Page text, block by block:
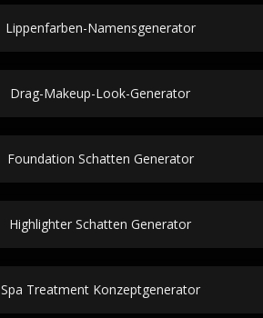
Lippenfarben-Namensgenerator
Drag-Makeup-Look-Generator
Foundation Schatten Generator
Highlighter Schatten Generator
Spa Treatment Konzeptgenerator